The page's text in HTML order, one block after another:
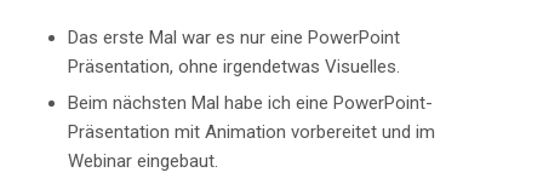
Das erste Mal war es nur eine PowerPoint
Präsentation, ohne irgendetwas Visuelles.
Beim nächsten Mal habe ich eine PowerPoint-
Präsentation mit Animation vorbereitet und im
Webinar eingebaut.